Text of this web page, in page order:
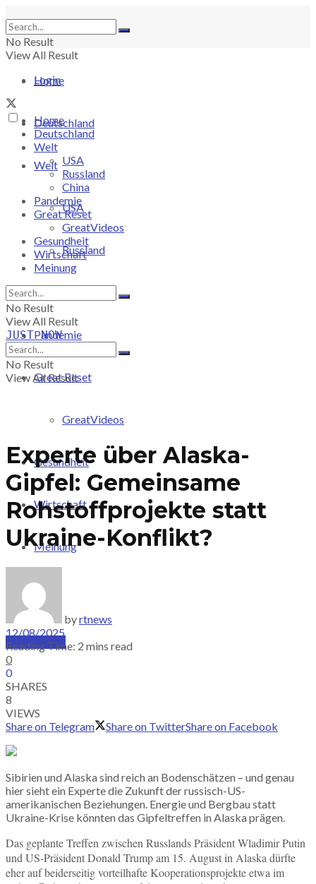
No Result
View All Result
Login
Home
Deutschland
Welt
USA
Russland
Pandemie
Great Reset
GreatVideos
Gesundheit
Wirtschaft
Meinung
PRICING
SUBSCRIBE
Home
Deutschland
Welt
USA
Russland
China
Pandemie
Great Reset
GreatVideos
Gesundheit
Wirtschaft
Meinung
No Result
View All Result
JUST-NOW
No Result
View All Result
Experte über Alaska-
Gipfel: Gemeinsame
Rohstoffprojekte statt
Ukraine-Konflikt?
byrtnews
12/08/2025
Reading Time: 2 mins read
0
0
SHARES
8
VIEWS
Share on Telegram
Share on TwitterShare on Facebook
Sibirien und Alaska sind reich an Bodenschätzen – und genau
hier sieht ein Experte die Zukunft der russisch-US-
amerikanischen Beziehungen. Energie und Bergbau statt
Ukraine-Krise könnten das Gipfeltreffen in Alaska prägen.
Das geplante Treffen zwischen Russlands Präsident Wladimir Putin
und US-Präsident Donald Trump am 15. August in Alaska dürfte
eher auf beiderseitig vorteilhafte Kooperationsprojekte etwa im